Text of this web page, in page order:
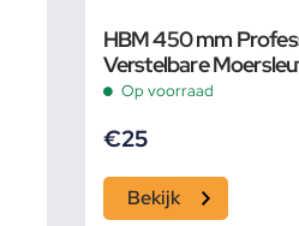
HBM 450 mm
Verstelbare
Op voorraad
€25
Bekijk